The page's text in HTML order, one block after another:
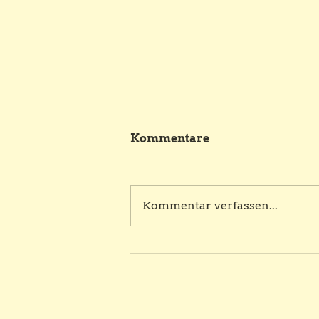
Kommentare
Kommentar verfassen...